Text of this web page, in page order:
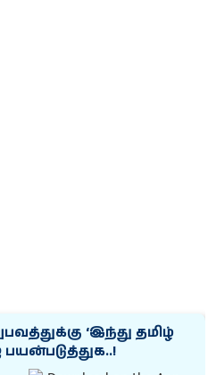
‘இந்து தமிழ்
பயன்படுத்துக..!